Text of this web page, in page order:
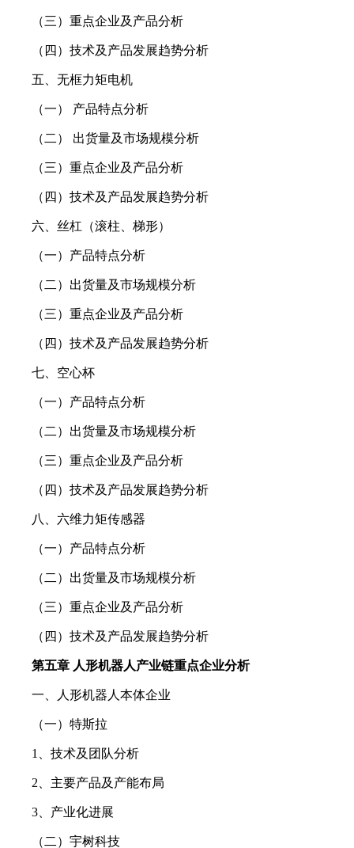
（三）重点企业及产品分析
（四）技术及产品发展趋势分析
五、无框力矩电机
（一） 产品特点分析
（二） 出货量及市场规模分析
（三）重点企业及产品分析
（四）技术及产品发展趋势分析
六、丝杠（滚柱、梯形）
（一）产品特点分析
（二）出货量及市场规模分析
（三）重点企业及产品分析
（四）技术及产品发展趋势分析
七、空心杯
（一）产品特点分析
（二）出货量及市场规模分析
（三）重点企业及产品分析
（四）技术及产品发展趋势分析
八、六维力矩传感器
（一）产品特点分析
（二）出货量及市场规模分析
（三）重点企业及产品分析
（四）技术及产品发展趋势分析
第五章 人形机器人产业链重点企业分析
一、人形机器人本体企业
（一）特斯拉
1、技术及团队分析
2、主要产品及产能布局
3、产业化进展
（二）宇树科技